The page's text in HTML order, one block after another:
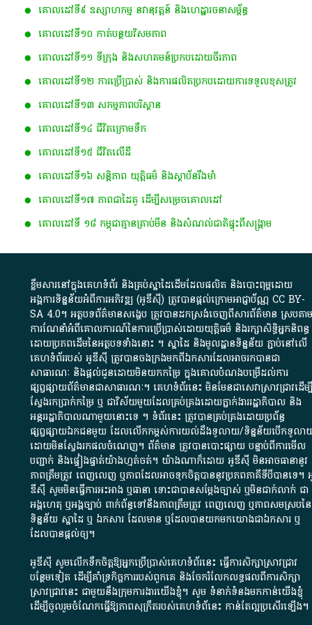
គោលដៅទី៩ ឧស្សាហកម្ម នវានុវត្តន៍ និងហេដ្ឋារចនាសម្ព័ន្ធ
គោលដៅទី១០ កាត់បន្ថយវិសមភាព
គោលដៅទី១១ ទីក្រុង និងសហគមន៍ប្រកបដោយចីរភាព
គោលដៅទី១២ ការប្រើប្រាស់ និងការផលិតប្រកបដោយការទទួលខុសត្រូវ​
គោលដៅទី​១៣ ស​កម្ម​ភាព​​បរិស្ថាន​
គោលដៅទី១៤ ជីវិតក្រោមទឹក
គោលដៅទី១៥ ជីវិតលើដី
គោលដៅទី១៦ សន្តិភាព យុត្តិធម៌ និងស្ថាប័នរឹងមាំ
គោលដៅទី១៧ ភាពជាដៃគូ ដើម្បីសម្រេចគោលដៅ
គោលដៅ​ទី​ ១៨​ កម្ពុជា​គ្មាន​គ្រាប់​មីន​ ​និង​សំណល់​ជាតិ​ផ្ទុះ​ពី​សង្គ្រាម​
ខ្លឹមសារ​នៅ​ក្នុង​គេហទំព័រ និង​គ្រប់​ស្នា​ដៃ​ដើម​ដែល​ផលិត​ និង​បោះពុម្ព​ដោយ​
អង្គការ​ទិន្នន័យ​អំពី​ការអភិវឌ្ឍ​​ (អូ​ឌី​ស៊ី)​ ត្រូវ​បាន​ផ្តល់​ក្រោម​អាជ្ញាប័ណ្ណ​ CC BY-
SA 4.0។​ អត្ថបទ​ព័ត៌មាន​សង្ខេប​ ត្រូវ​បាន​ដកស្រង់​ចេញពី​សារព័ត៌មាន ស្របតាម
ការ​ណែនាំ​អំពី​គោលការណ៍​នៃ​ការ​ប្រើប្រាស់​ដោយ​យុត្តិធម៌​ និង​រក្សាសិទ្ធិអ្នកនិពន្ធ
ដោយ​ប្រភពដើម​នៃ​​អត្ថបទទាំង​នោះ​ ។​ ស្នាដៃ​ និង​មូលដ្ឋាន​ទិន្នន័យ ​ភ្ជាប់​នៅ​លើ​
គេហទំព័រ​របស់​ អូ​ឌី​ស៊ី​ ត្រូវ​បាន​ចងក្រង​មក​ពី​ឯកសារ​ដែល​អាច​រក​បានជា​
សាធារណៈ​ និង​ផ្តល់​ជូន​ដោយ​មិន​យក​កម្រៃ​ ក្នុង​គោលបំណង​បម្រើ​ដល់ការ​
ផ្សព្វផ្សាយ​ព័ត៌មាន​ជា​សាធារណៈ​។​ គេហទំព័រ​នេះ​ មិនមែន​ជា​សេវា​ស្រាវជ្រាវ​ដើម្បី​
ស្វែងរកប្រាក់​កម្រៃ​ ឬ​ ជា​វិស័យ​មួយ​ដែល​គ្រប់គ្រង​ដោយ​ភ្នាក់ងារ​រដ្ឋាភិបាល​ និង ​
អន្តររដ្ឋាភិបាល​ណាមួយ​នោះ​ទេ ​។​ ទំព័រ​នេះ​ ត្រូវ​បាន​គ្រប់គ្រង​ដោយ​ប្រព័ន្ធ​
ផ្សព្វផ្សាយ​ឯកជន​មួយ​ ដែល​លើកកម្ពស់​ការ​យល់​ដឹង​ទូលាយ​/​ទិន្នន័យ​បើក​ទូលា
ដោយ​មិនស្វែង​រក​ផល​ចំណេញ​។​ ព័ត៌មាន​ ត្រូវ​បាន​បោះផ្សាយ​ បន្ទាប់​ពី​ការ​មើល​
បញ្ជាក់​ និង​ផ្ទៀងផ្ទាត់​យ៉ាង​ហ្មត់ចត់​។​ យ៉ាងណា​ក៏​ដោយ​ អូ​ឌី​ស៊ី​ មិន​អាច​ធានា​នូវ​
ភាព​ត្រឹមត្រូវ​ ពេញលេញ​ ឬ​ភាព​ដែល​អាច​ទុកចិត្ត​បាននូវ​ប្រភព​ភាគី​ទី​បី​បាន​ទេ​។​
ឌី​ស៊ី​ សូម​មិន​ធ្វើការ​អះអាង​ ឬ​ធានា​ ទោះជា​បាន​សម្តែង​ច្បាស់​ ឬ​មិន​ជាក់លាក់​ ជា​
អង្គហេតុ​ ឬ​អង្គច្បាប់​ ពាក់ព័ន្ធ​ទៅ​នឹង​ភាព​ត្រឹមត្រូវ​ ពេញលេញ​ ឬ​ភាព​សម​ស្រប​នៃ​
ទិន្នន័យ​ ស្នាដៃ​ ឬ​ ឯកសារ​ ដែល​មាន​ ឬ​ដែល​បាន​យក​មក​យោង​ជា​ឯកសារ​ ឬ​
ដែល​បាន​ផ្តល់​ឲ្យ​។
អូឌីស៊ី សូមលើកទឹកចិត្តឱ្យអ្នកប្រើប្រាស់គេហទំព័រនេះ ធ្វើការសិក្សាស្រាវជ្រាវ
បន្ថែមទៀត ដើម្បីគាំទ្រកិច្ចការ​របស់ពួកគេ និងចែករំលែកលទ្ធផលពីការសិក្សា
ស្រាវជ្រាវនេះ ជាមួយនឹងក្រុមការងារយើងខ្ញុំ។ សូម ទំនាក់ទំនងមកកាន់យើងខ្ញុំ
ដើម្បីចូលរួមចំណែកធ្វើឱ្យភាពសុក្រឹតរបស់គេហទំព័នេះ កាន់តែល្អប្រសើរឡើង។